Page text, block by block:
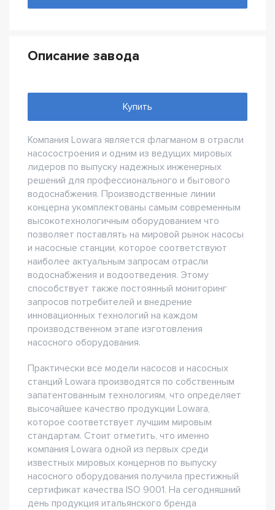
Описание завода
Купить
Компания Lowara является флагманом в отрасли
насосостроения и одним из ведущих мировых
лидеров по выпуску надежных инженерных
решений для профессионального и бытового
водоснабжения. Производственные линии
концерна укомплектованы самым современным
высокотехнологичным оборудованием что
позволяет поставлять на мировой рынок насосы
и насосные станции, которое соответствуют
наиболее актуальным запросам отрасли
водоснабжения и водоотведения. Этому
способствует также постоянный мониторинг
запросов потребителей и внедрение
инновационных технологий на каждом
производственном этапе изготовления
насосного оборудования.
Практически все модели насосов и насосных
станций Lowara производятся по собственным
запатентованным технологиям, что определяет
высочайшее качество продукции Lowara,
которое соответствует лучшим мировым
стандартам. Стоит отметить, что именно
компания Lowara одной из первых среди
известных мировых концернов по выпуску
насосного оборудования получила престижный
сертификат качества ISO 9001. На сегодняшний
день продукция итальянского бренда